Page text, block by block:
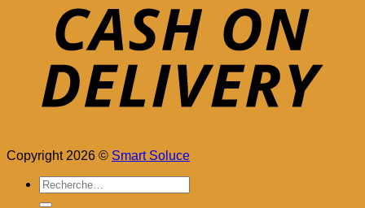
Copyright 2026 © Smart Soluce
Recherche
pour :